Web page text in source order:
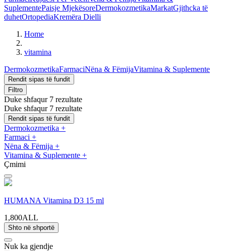
SuplementePaisje MjekësoreDermokozmetikaMarkatGjithcka të
duhetOrtopediaKremëra Dielli
Home
vitamina
DermokozmetikaFarmaciNëna & FëmijaVitamina & Suplemente
Rendit sipas të fundit
Filtro
Duke shfaqur 7 rezultate
Duke shfaqur 7 rezultate
Rendit sipas të fundit
Dermokozmetika +
Farmaci +
Nëna & Fëmija +
Vitamina & Suplemente +
Çmimi
HUMANA Vitamina D3 15 ml
1,800ALL
Shto në shportë
Nuk ka gjendje